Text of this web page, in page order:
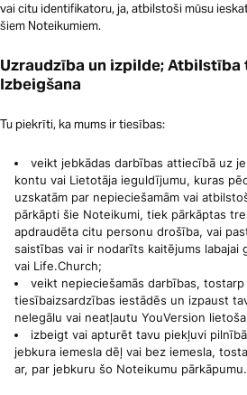
vai citu identifikatoru, ja, atbilstoši mūsu
šiem Noteikumiem.
Uzraudzība un izpilde;
Izbeigšana
Tu piekrīti, ka mums ir tiesības:
veikt jebkādas darbības attiecībā uz
kontu vai Lietotāja ieguldījumu, kuras
uzskatām par nepieciešamām vai
pārkāpti šie Noteikumi, tiek pārkāptas
apdraudēta citu personu drošība, vai
saistības vai ir nodarīts kaitējums labajai
vai Life.Church;
veikt nepieciešamās darbības,
tiesībaizsardzības iestādēs un izpaust
nelegālu vai neatļautu YouVersion
izbeigt vai apturēt tavu piekļuvi
jebkura iemesla dēļ vai bez iemesla,
ar, par jebkuru šo Noteikumu pārkāpumu.